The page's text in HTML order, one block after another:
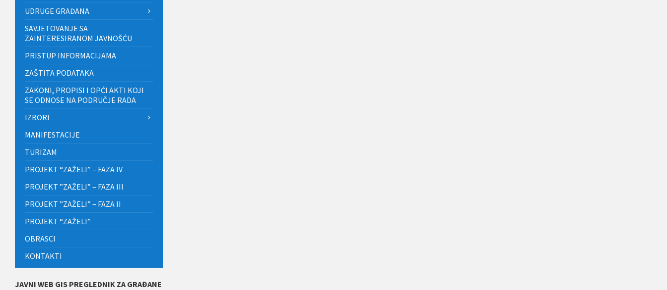
UDRUGE GRAĐANA
SAVJETOVANJE SA
ZAINTERESIRANOM JAVNOŠĆU
PRISTUP INFORMACIJAMA
ZAŠTITA PODATAKA
ZAKONI, PROPISI I OPĆI AKTI KOJI
SE ODNOSE NA PODRUČJE RADA
IZBORI
MANIFESTACIJE
TURIZAM
PROJEKT “ZAŽELI” – FAZA IV
PROJEKT ”ZAŽELI” – FAZA III
PROJEKT ”ZAŽELI” – FAZA II
PROJEKT “ZAŽELI”
OBRASCI
KONTAKTI
JAVNI WEB GIS PREGLEDNIK ZA GRAĐANE